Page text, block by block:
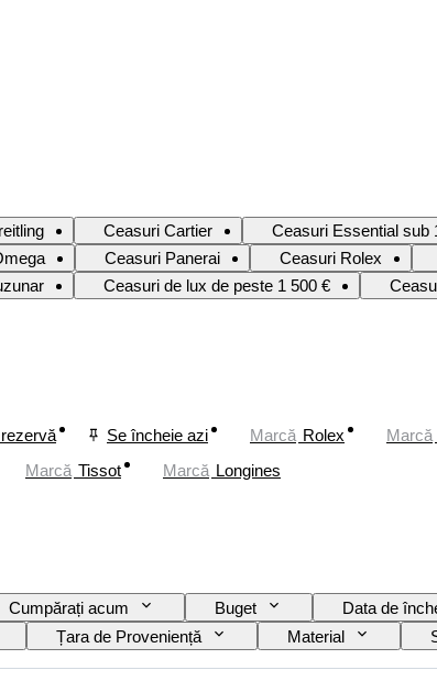
Ceasuri Cartier Ceasuri
Ceasuri Panerai Ceasuri Rolex
Ceasuri de lux de peste 1 500 €
Se încheie azi Marcă Rolex Marcă
Marcă Tissot Marcă Longines
Cumpărați acum Buget Data de
Țara de Proveniență Material
Ediție Limbă Culoare